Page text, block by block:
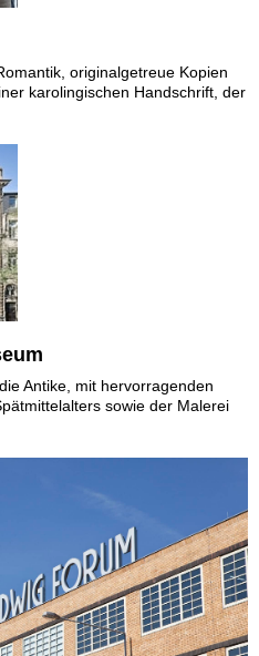
originalgetreue Kopien
karolingischen Handschrift, der
Antike, mit hervorragenden
sowie der Malerei